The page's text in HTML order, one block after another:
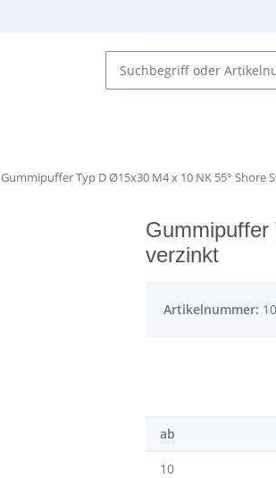
Gummipuffer Typ D Ø15x30 M4 x 10 NK 55° Shore
verzinkt
Artikelnummer:
ab
10